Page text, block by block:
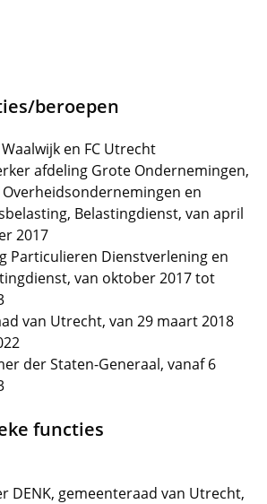
beroepen
en FC Utrecht
afdeling Grote Ondernemingen,
en
Belastingdienst, van april
2017
Particulieren Dienstverlening en
van oktober 2017 tot
van Utrecht, van 29 maart 2018
der Staten-Generaal, vanaf 6
functies
DENK, gemeenteraad van Utrecht,